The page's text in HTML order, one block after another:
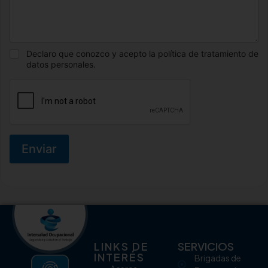
Declaro que conozco y acepto la política de tratamiento de
datos personales.
Enviar
LINKS DE
INTERÉS
SERVICIOS
Brigadas de